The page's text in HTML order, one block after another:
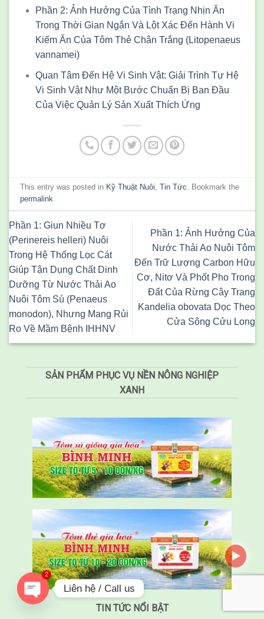
Phần 2: Ảnh Hưởng Của Tình Trạng Nhịn Ăn
Trong Thời Gian Ngắn Và Lột Xác Đến Hành Vi
Kiếm Ăn Của Tôm Thẻ Chân Trắng (Litopenaeus
vannamei)
Quan Tâm Đến Hệ Vi Sinh Vật: Giải Trình Tự Hệ
Vi Sinh Vật Như Một Bước Chuẩn Bị Ban Đầu
Của Việc Quản Lý Sản Xuất Thích Ứng
This entry was posted in Kỹ Thuật Nuôi,Tin Tức. Bookmark the
permalink.
Phần 1: Giun Nhiều Tơ
(Perinereis helleri) Nuôi
Trong Hệ Thống Lọc Cát
Giúp Tận Dụng Chất Dinh
Dưỡng Từ Nước Thải Ao
Nuôi Tôm Sú (Penaeus
monodon), Nhưng Mang Rủi
Ro Về Mầm Bệnh IHHNV
Phần 1: Ảnh Hưởng Của
Nước Thải Ao Nuôi Tôm
Đến Trữ Lượng Carbon Hữu
Cơ, Nitơ Và Phốt Pho Trong
Đất Của Rừng Cây Trang
Kandelia obovata Dọc Theo
Cửa Sông Cửu Long
SẢN PHẨM PHỤC VỤ NỀN NÔNG NGHIỆP
XANH
TIN TỨC NỔI BẬT
Liên hệ / Call us
2